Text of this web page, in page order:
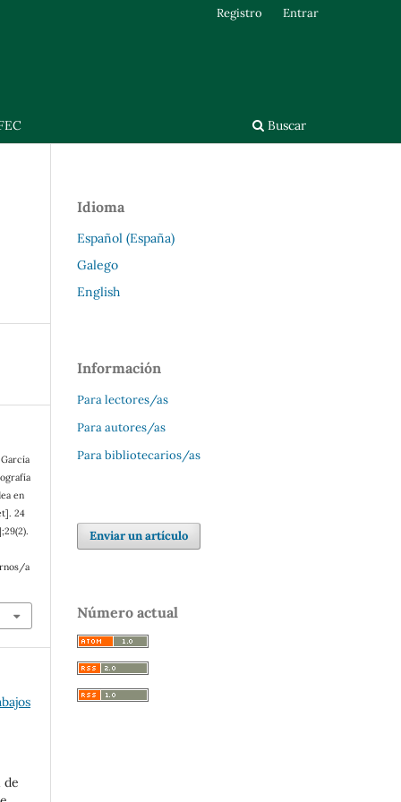
Buscar
Registro Entrar
en
24
a
de
Idioma
Español (España)
Galego
English
Información
Para lectores/as
Para autores/as
Para bibliotecarios/as
Enviar un artículo
Número actual